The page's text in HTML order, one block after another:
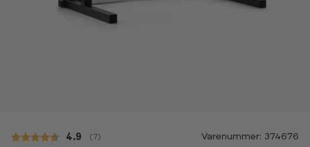
Gennemsnitlig vurdering:
4.9 ( stemmer:
7 ) Varenummer: 374676